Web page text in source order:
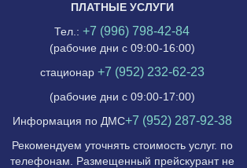
ПЛАТНЫЕ УСЛУГИ
Тел.: +7 (996) 798-42-84
(рабочие дни с 09:00-16:00)
стационар +7 (952) 232-62-23
(рабочие дни с 09:00-17:00)
Информация по ДМС+7 (952) 287-92-38
Рекомендуем уточнять стоимость услуг. по
телефонам. Размещенный прейскурант не